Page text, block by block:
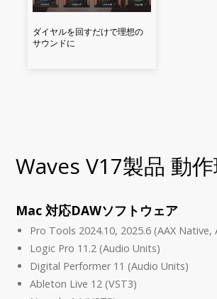
ダイヤルを回すだけで理想の
サウンドに
Waves V17製品 動
Mac 対応DAWソフトウェア
Pro Tools 2024.10, 2025.6 (AAX Native,
Logic Pro 11.2 (Audio Units)
Digital Performer 11 (Audio Units)
Ableton Live 12 (VST3)